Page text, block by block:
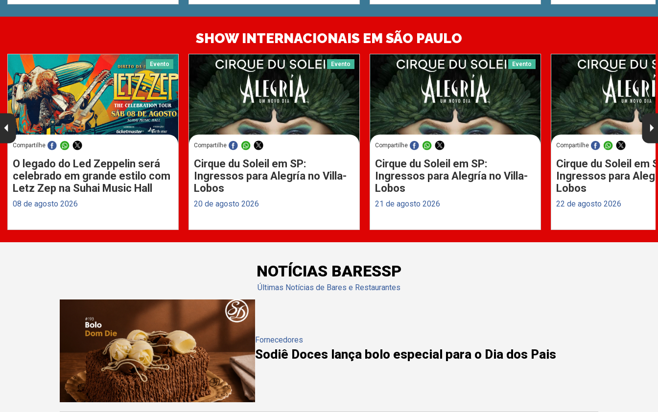
SHOW INTERNACIONAIS EM SÃO PAULO
Evento
Compartilhe
O legado do Led Zeppelin será
celebrado em grande estilo com
Letz Zep na Suhai Music Hall
08 de agosto 2026
Evento
Compartilhe
Cirque du Soleil em SP:
Ingressos para Alegría no Villa-
Lobos
20 de agosto 2026
Evento
Compartilhe
Cirque du Soleil em SP:
Ingressos para Alegría no Villa-
Lobos
21 de agosto 2026
Compartilhe
Cirque du Soleil em
Ingressos para
Lobos
22 de agosto 2026
NOTÍCIAS BARESSP
Últimas Notícias de Bares e Restaurantes
Fornecedores
Sodiê Doces lança bolo especial para o Dia dos Pais